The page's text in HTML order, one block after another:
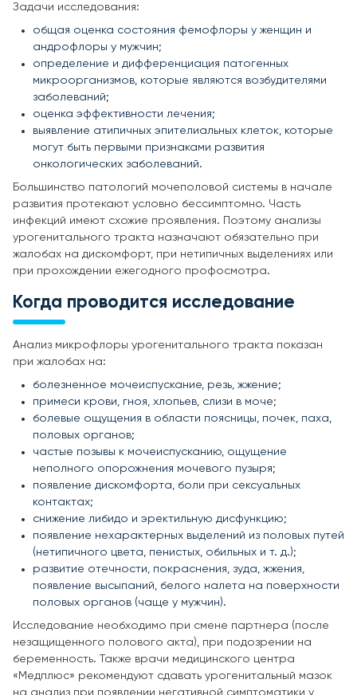
Задачи исследования:
общая оценка состояния фемофлоры у женщин и
андрофлоры у мужчин;
определение и дифференциация патогенных
микроорганизмов, которые являются возбудителями
заболеваний;
оценка эффективности лечения;
выявление атипичных эпителиальных клеток, которые
могут быть первыми признаками развития
онкологических заболеваний.
Большинство патологий мочеполовой системы в начале
развития протекают условно бессимптомно. Часть
инфекций имеют схожие проявления. Поэтому анализы
урогенитального тракта назначают обязательно при
жалобах на дискомфорт, при нетипичных выделениях или
при прохождении ежегодного профосмотра.
Когда проводится исследование
Анализ микрофлоры урогенитального тракта показан
при жалобах на:
болезненное мочеиспускание, резь, жжение;
примеси крови, гноя, хлопьев, слизи в моче;
болевые ощущения в области поясницы, почек, паха,
половых органов;
частые позывы к мочеиспусканию, ощущение
неполного опорожнения мочевого пузыря;
появление дискомфорта, боли при сексуальных
контактах;
снижение либидо и эректильную дисфункцию;
появление нехарактерных выделений из половых путей
(нетипичного цвета, пенистых, обильных и т. д.);
развитие отечности, покраснения, зуда, жжения,
появление высыпаний, белого налета на поверхности
половых органов (чаще у мужчин).
Исследование необходимо при смене партнера (после
незащищенного полового акта), при подозрении на
беременность. Также врачи медицинского центра
«Медплюс» рекомендуют сдавать урогенитальный мазок
на анализ при появлении негативной симптоматики у